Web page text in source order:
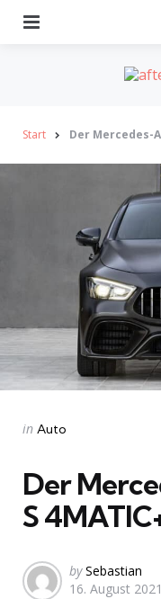
Start Der Mercedes-
Categories
Posted
in Auto
Der
S
Posted
by
by Sebastian
16. August 2021